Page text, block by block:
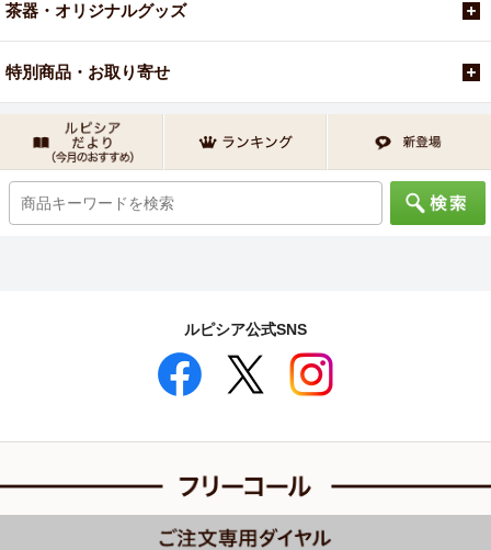
茶器・オリジナルグッズ
特別商品・お取り寄せ
ルピシア公式SNS